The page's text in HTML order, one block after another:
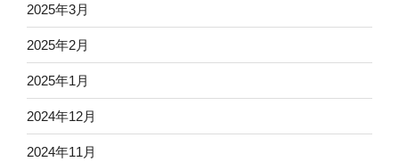
2025年3月
2025年2月
2025年1月
2024年12月
2024年11月